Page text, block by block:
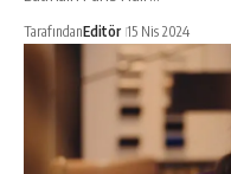
TarafındanEditör 15 Nis 2024